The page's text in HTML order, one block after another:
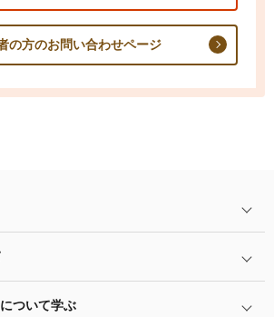
の方のお問い合わせページ
意点
ついて学ぶ